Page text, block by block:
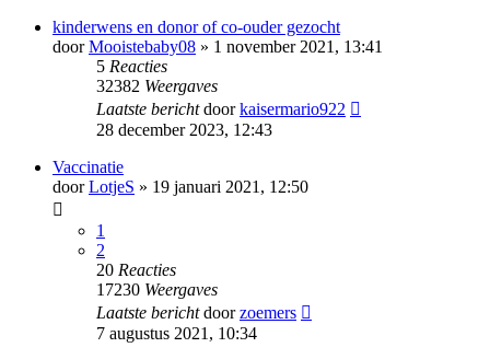
kinderwens en donor of co-ouder gezocht
doorMooistebaby08 » 1 november 2021, 13:41
5 Reacties
32382 Weergaves
Laatste berichtdoorkaisermario922
28 december 2023, 12:43
Vaccinatie
doorLotjeS » 19 januari 2021, 12:50
1
2
20 Reacties
17230 Weergaves
Laatste berichtdoorzoemers
7 augustus 2021, 10:34